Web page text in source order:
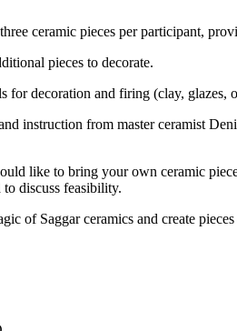
ceramic pieces per participant,
pieces to decorate.
for decoration and firing (clay, glazes,
instruction from master ceramist
like to bring your own ceramic
discuss feasibility.
of Saggar ceramics and create